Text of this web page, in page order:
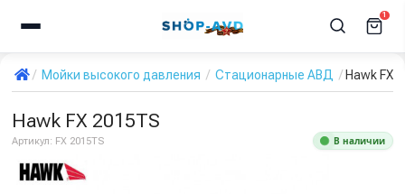
1
Мойки высокого давления Стационарные АВД Hawk FX
Hawk FX 2015TS
Артикул: FX 2015TS В наличии